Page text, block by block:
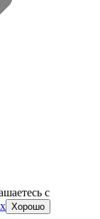
c
Хорошо